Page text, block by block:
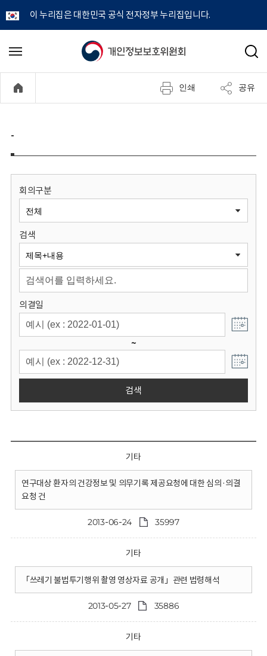
이 누리집은 대한민국 공식 전자정부 누리집입니다.
개
정
보
원
회
메
기
검
인쇄 공유
-
회의구분
검색
의결일
~
검색
기타
연구대상 환자의 건강정보 및 의무기록 제공요청에 대한 심의·의결
요청 건
2013-06-24 35997
기타
「쓰레기 불법투기행위 촬영 영상자료 공개」관련 법령해석
2013-05-27 35886
기타